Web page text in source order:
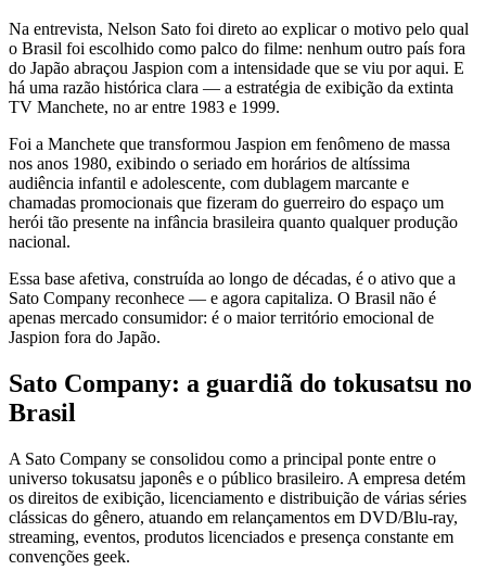
Na entrevista, Nelson Sato foi direto ao explicar o motivo pelo qual
o Brasil foi escolhido como palco do filme: nenhum outro país fora
do Japão abraçou Jaspion com a intensidade que se viu por aqui. E
há uma razão histórica clara — a estratégia de exibição da extinta
TV Manchete, no ar entre 1983 e 1999.
Foi a Manchete que transformou Jaspion em fenômeno de massa
nos anos 1980, exibindo o seriado em horários de altíssima
audiência infantil e adolescente, com dublagem marcante e
chamadas promocionais que fizeram do guerreiro do espaço um
herói tão presente na infância brasileira quanto qualquer produção
nacional.
Essa base afetiva, construída ao longo de décadas, é o ativo que a
Sato Company reconhece — e agora capitaliza. O Brasil não é
apenas mercado consumidor: é o maior território emocional de
Jaspion fora do Japão.
Sato Company: a guardiã do tokusatsu no
Brasil
A Sato Company se consolidou como a principal ponte entre o
universo tokusatsu japonês e o público brasileiro. A empresa detém
os direitos de exibição, licenciamento e distribuição de várias séries
clássicas do gênero, atuando em relançamentos em DVD/Blu-ray,
streaming, eventos, produtos licenciados e presença constante em
convenções geek.